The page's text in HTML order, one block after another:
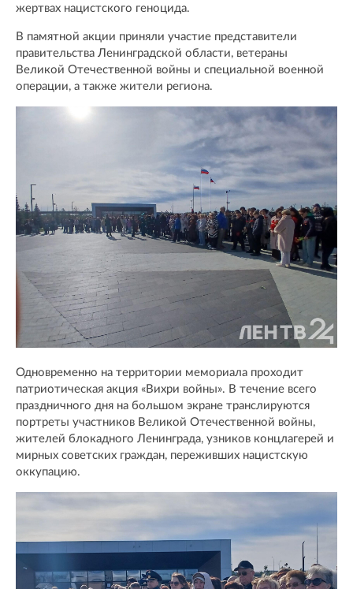
жертвах нацистского геноцида.
В памятной акции приняли участие представители
правительства Ленинградской области, ветераны
Великой Отечественной войны и специальной военной
операции, а также жители региона.
Одновременно на территории мемориала проходит
патриотическая акция «Вихри войны». В течение всего
праздничного дня на большом экране транслируются
портреты участников Великой Отечественной войны,
жителей блокадного Ленинграда, узников концлагерей и
мирных советских граждан, переживших нацистскую
оккупацию.